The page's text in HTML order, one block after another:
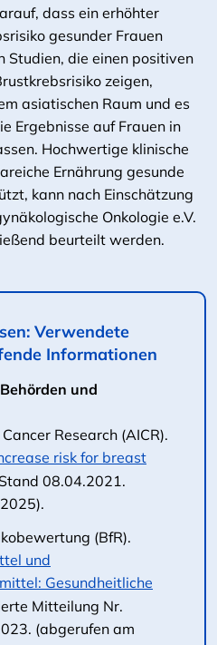
dass ein erhöhter
gesunder Frauen
Studien, die einen positiven
zeigen,
asiatischen Raum und es
Ergebnisse auf Frauen in
Hochwertige klinische
Ernährung gesunde
kann nach Einschätzung
Onkologie e.V.
beurteilt werden.
Verwendete
Informationen
und
Research (AICR).
risk for breast
Stand 08.04.2021.
(BfR).
und
Gesundheitliche
Mitteilung Nr.
(abgerufen am